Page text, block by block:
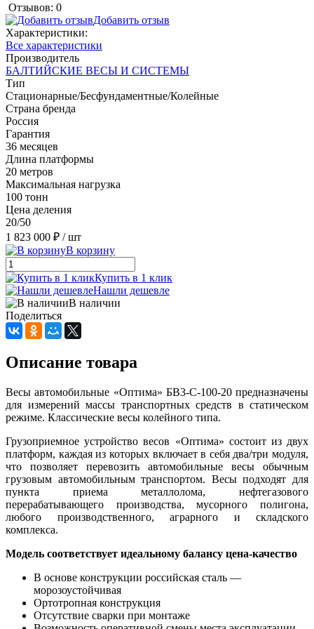
Отзывов: 0
Добавить отзыв
Характеристики:
Все характеристики
Производитель
БАЛТИЙСКИЕ ВЕСЫ И СИСТЕМЫ
Тип
Стационарные/Бесфундаментные/Колейные
Страна бренда
Россия
Гарантия
36 месяцев
Длина платформы
20 метров
Максимальная нагрузка
100 тонн
Цена деления
20/50
1 823 000 ₽ / шт
В корзину
Купить в 1 клик
Нашли дешевле
В наличии
Поделиться
Описание товара
Весы автомобильные «Оптима» БВ3-С-100-20 предназначены
для измерений массы транспортных средств в статическом
режиме. Классические весы колейного типа.
Грузоприемное устройство весов «Оптима» состоит из двух
платформ, каждая из которых включает в себя два/три модуля,
что позволяет перевозить автомобильные весы обычным
грузовым автомобильным транспортом. Весы подходят для
пункта приема металлолома, нефтегазового
перерабатывающего производства, мусорного полигона,
любого производственного, аграрного и складского
комплекса.
Модель соответствует идеальному балансу цена-качество
В основе конструкции российская сталь —
морозоустойчивая
Ортотропная конструкция
Отсутствие сварки при монтаже